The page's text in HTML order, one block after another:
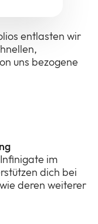
entlasten wir
uns bezogene
im
dich bei
deren weiterer